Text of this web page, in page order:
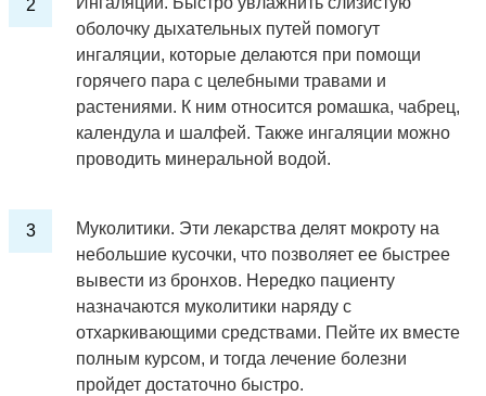
оболочку дыхательных путей помогут
ингаляции, которые делаются при помощи
горячего пара с целебными травами и
растениями. К ним относится ромашка, чабрец,
календула и шалфей. Также ингаляции можно
проводить минеральной водой.
Муколитики. Эти лекарства делят мокроту на
небольшие кусочки, что позволяет ее быстрее
вывести из бронхов. Нередко пациенту
назначаются муколитики наряду с
отхаркивающими средствами. Пейте их вместе
полным курсом, и тогда лечение болезни
пройдет достаточно быстро.